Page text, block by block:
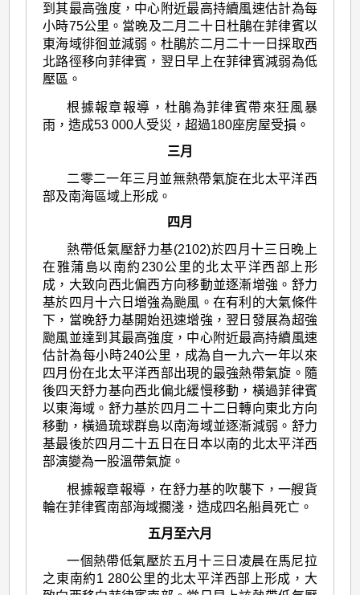
到其最高強度，中心附近最高持續風速估計為每
小時75公里。當晚及二月二十日杜鵑在菲律賓以
東海域徘徊並減弱。杜鵑於二月二十一日採取西
北路徑移向菲律賓，翌日早上在菲律賓減弱為低
壓區。
根據報章報導，杜鵑為菲律賓帶來狂風暴
雨，造成53 000人受災，超過180座房屋受損。
三月
二零二一年三月並無熱帶氣旋在北太平洋西
部及南海區域上形成。
四月
熱帶低氣壓舒力基(2102)於四月十三日晚上
在雅蒲島以南約230公里的北太平洋西部上形
成，大致向西北偏西方向移動並逐漸增強。舒力
基於四月十六日增強為颱風。在有利的大氣條件
下，當晚舒力基開始迅速增強，翌日發展為超強
颱風並達到其最高強度，中心附近最高持續風速
估計為每小時240公里，成為自一九六一年以來
四月份在北太平洋西部出現的最強熱帶氣旋。隨
後四天舒力基向西北偏北緩慢移動，橫過菲律賓
以東海域。舒力基於四月二十二日轉向東北方向
移動，橫過琉球群島以南海域並逐漸減弱。舒力
基最後於四月二十五日在日本以南的北太平洋西
部演變為一股溫帶氣旋。
根據報章報導，在舒力基的吹襲下，一艘貨
輪在菲律賓南部海域擱淺，造成四名船員死亡。
五月至六月
一個熱帶低氣壓於五月十三日凌晨在馬尼拉
之東南約1 280公里的北太平洋西部上形成，大